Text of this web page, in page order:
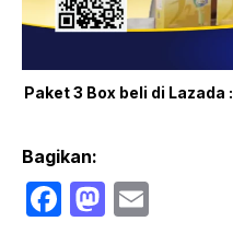
Paket 3 Box beli di Lazada :
Bagikan:
F
M